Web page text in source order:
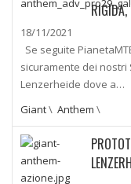
RIGIDA,
18/11/2021
Se seguite
sicuramente dei nostri
Lenzerheide dove a…
Giant\ Anthem \